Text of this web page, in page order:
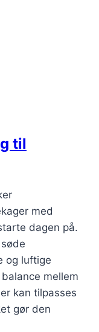
til
med
dagen på.
og luftige
mellem
kan tilpasses
gør den